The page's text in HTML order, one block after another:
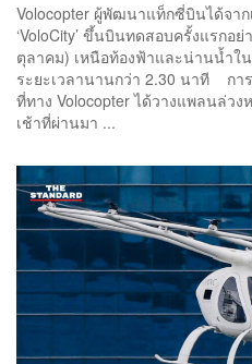
Volocopter ผู้พัฒนาแท็กซี่บินได้จา
‘VoloCity’ ขึ้นบินทดสอบครั้งแรกอ
ตุลาคม) เหนือท้องฟ้าและน่านน้ำใ
ระยะเวลานานกว่า 2.30 นาที ก
ที่ทาง Volocopter ได้วางแพลนล่ว
เช้าที่ผ่านมา ...